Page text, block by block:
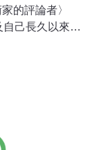
的評論者〉
自己長久以來的
有沒有可能
的候選人？如
開闢新的道
劃成工業園區
地繼續擁有田